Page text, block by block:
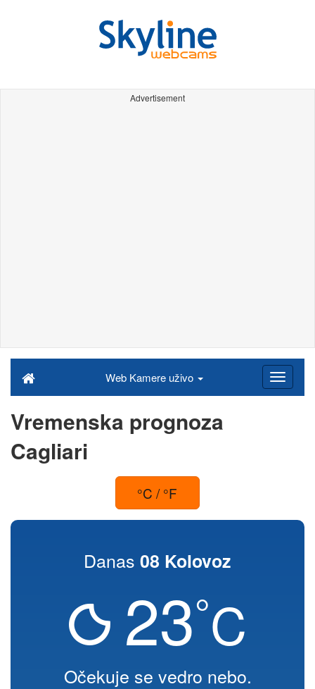
Advertisement
Web Kamere uživo
Vremenska prognoza
Cagliari
°C / °F
Danas 08 Kolovoz
23°C
Očekuje se vedro nebo.